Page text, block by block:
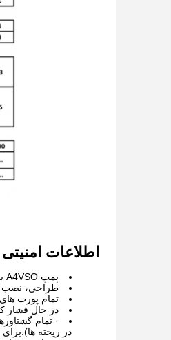
اطلاعات امنیتی
پمپ A4VSO برای کار در مدار باز طراحی شده است.
طراحی، نصب و
تمام پورت
در حال فشار
· تمام
در ریخته